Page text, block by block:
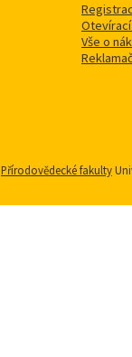
Vše o
Přírodovědecké fakulty